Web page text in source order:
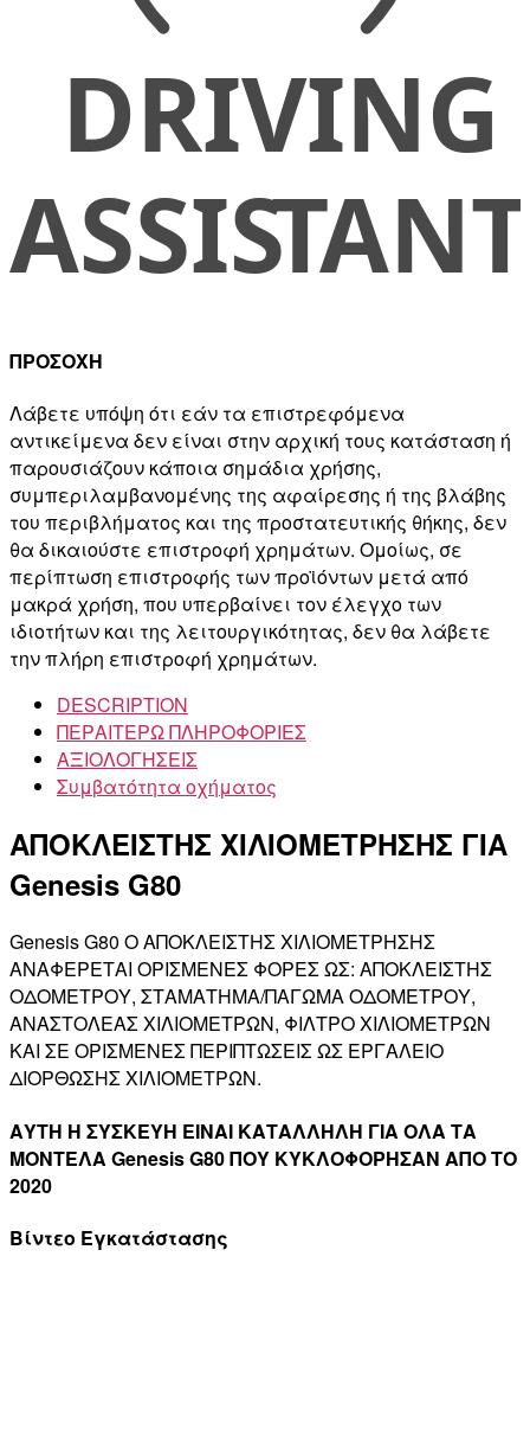
ΠΡΟΣΟΧΗ
Λάβετε υπόψη ότι εάν τα επιστρεφόμενα
αντικείμενα δεν είναι στην αρχική τους κατάσταση ή
παρουσιάζουν κάποια σημάδια χρήσης,
συμπεριλαμβανομένης της αφαίρεσης ή της βλάβης
του περιβλήματος και της προστατευτικής θήκης, δεν
θα δικαιούστε επιστροφή χρημάτων. Ομοίως, σε
περίπτωση επιστροφής των προϊόντων μετά από
μακρά χρήση, που υπερβαίνει τον έλεγχο των
ιδιοτήτων και της λειτουργικότητας, δεν θα λάβετε
την πλήρη επιστροφή χρημάτων.
DESCRIPTION
ΠΕΡΑΙΤΕΡΩ ΠΛΗΡΟΦΟΡΙΕΣ
ΑΞΙΟΛΟΓΗΣΕΙΣ
Συμβατότητα οχήματος
ΑΠΟΚΛΕΙΣΤΗΣ ΧΙΛΙΟΜΕΤΡΗΣΗΣ ΓΙΑ
Genesis G80
Genesis G80 Ο ΑΠΟΚΛΕΙΣΤΗΣ ΧΙΛΙΟΜΕΤΡΗΣΗΣ
ΑΝΑΦΕΡΕΤΑΙ ΟΡΙΣΜΕΝΕΣ ΦΟΡΕΣ ΩΣ: ΑΠΟΚΛΕΙΣΤΗΣ
ΟΔΟΜΕΤΡΟΥ, ΣΤΑΜΑΤΗΜΑ/ΠΑΓΩΜΑ ΟΔΟΜΕΤΡΟΥ,
ΑΝΑΣΤΟΛΕΑΣ ΧΙΛΙΟΜΕΤΡΩΝ, ΦΙΛΤΡΟ ΧΙΛΙΟΜΕΤΡΩΝ
ΚΑΙ ΣΕ ΟΡΙΣΜΕΝΕΣ ΠΕΡΙΠΤΩΣΕΙΣ ΩΣ ΕΡΓΑΛΕΙΟ
ΔΙΟΡΘΩΣΗΣ ΧΙΛΙΟΜΕΤΡΩΝ.
ΑΥΤΗ Η ΣΥΣΚΕΥΗ ΕΙΝΑΙ ΚΑΤΑΛΛΗΛΗ ΓΙΑ ΟΛΑ ΤΑ
ΜΟΝΤΕΛΑ Genesis G80 ΠΟΥ ΚΥΚΛΟΦΟΡΗΣΑΝ ΑΠΟ ΤΟ
2020
Βίντεο Εγκατάστασης